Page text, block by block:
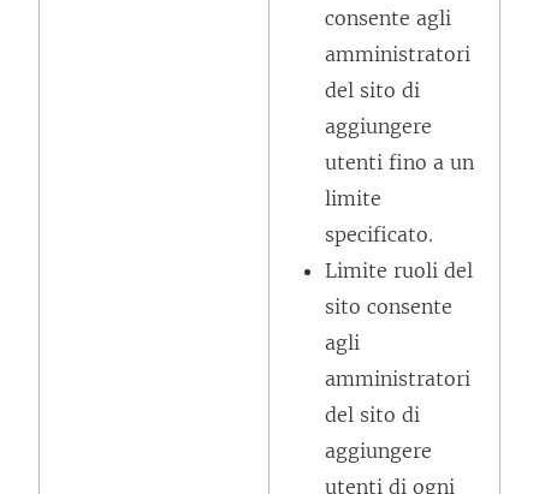
f
e
r
consente agli
amministratori
del sito di
aggiungere
utenti fino a un
limite
specificato.
Limite ruoli del
sito consente
agli
amministratori
del sito di
aggiungere
utenti di ogni